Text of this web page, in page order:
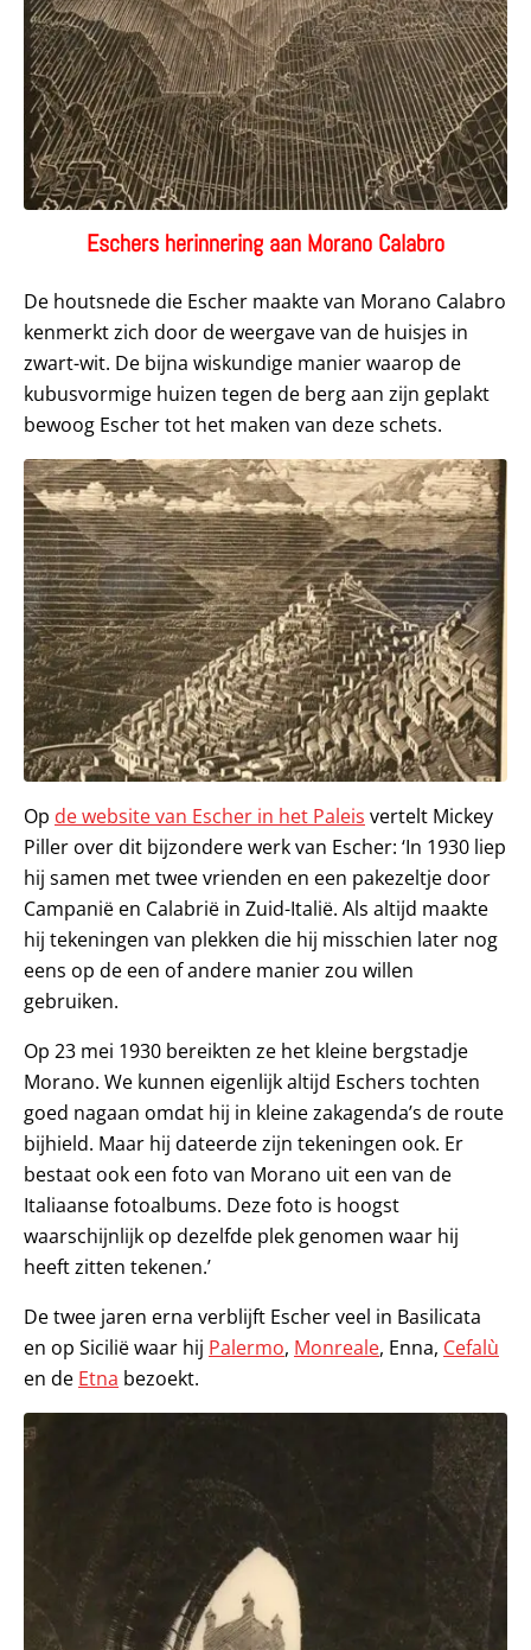
Eschers herinnering aan Morano Calabro
De houtsnede die Escher maakte van Morano Calabro
kenmerkt zich door de weergave van de huisjes in
zwart-wit. De bijna wiskundige manier waarop de
kubusvormige huizen tegen de berg aan zijn geplakt
bewoog Escher tot het maken van deze schets.
Op de website van Escher in het Paleis vertelt Mickey
Piller over dit bijzondere werk van Escher: ‘In 1930 liep
hij samen met twee vrienden en een pakezeltje door
Campanië en Calabrië in Zuid-Italië. Als altijd maakte
hij tekeningen van plekken die hij misschien later nog
eens op de een of andere manier zou willen
gebruiken.
Op 23 mei 1930 bereikten ze het kleine bergstadje
Morano. We kunnen eigenlijk altijd Eschers tochten
goed nagaan omdat hij in kleine zakagenda’s de route
bijhield. Maar hij dateerde zijn tekeningen ook. Er
bestaat ook een foto van Morano uit een van de
Italiaanse fotoalbums. Deze foto is hoogst
waarschijnlijk op dezelfde plek genomen waar hij
heeft zitten tekenen.’
De twee jaren erna verblijft Escher veel in Basilicata
en op Sicilië waar hij Palermo, Monreale, Enna, Cefalù
en de Etna bezoekt.